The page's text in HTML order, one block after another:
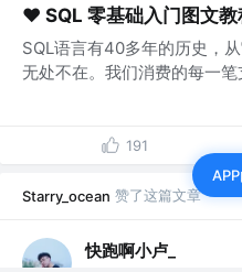
❤️ SQL 零基础入门图文教
SQL语言有40多年的历史，
无处不在。我们消费的每一
191
Starry_ocean 赞了这篇文章
快跑啊小卢_